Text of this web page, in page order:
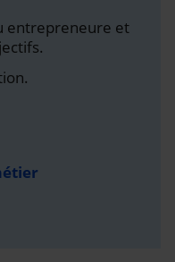
entrepreneure et